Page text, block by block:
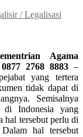
/ Legalisasi
Agama
2768 8883 –
yang tertera
tidak dapat di
Semisalnya
di Indonesia yang
hal tersebut perlu di
hal tersebut